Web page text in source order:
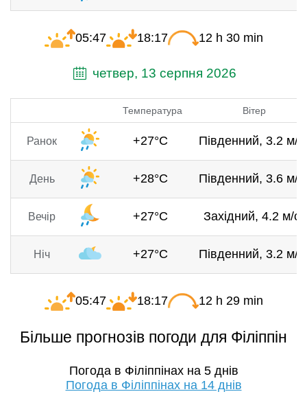
05:47 18:17 12 h 30 min
четвер, 13 серпня 2026
Температура Вітер
Ранок +27°C Південний, 3.2 м/с
День +28°C Південний, 3.6 м/с
Вечір +27°C Західний, 4.2 м/с
Ніч +27°C Південний, 3.2 м/с
05:47 18:17 12 h 29 min
Більше прогнозів погоди для Філіппін
Погода в Філіппінах на 5 днів
Погода в Філіппінах на 14 днів